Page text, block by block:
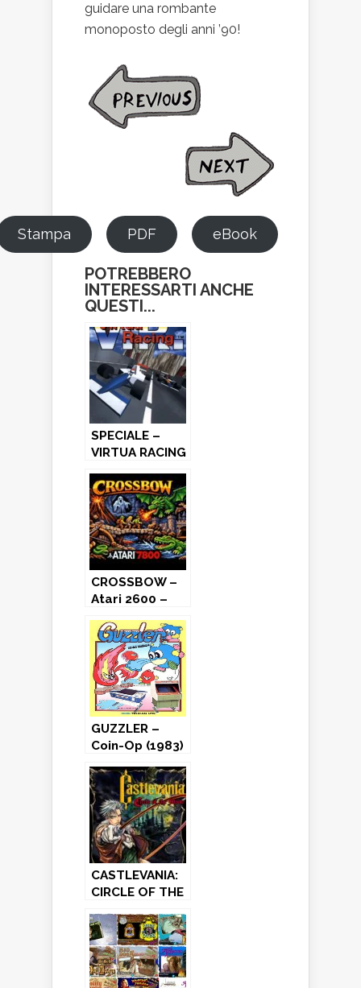
guidare una rombante
monoposto degli anni ’90!
Stampa PDF eBook
POTREBBERO
INTERESSARTI ANCHE
QUESTI...
SPECIALE –
VIRTUA RACING
CROSSBOW –
Atari 2600 –
GUZZLER –
Coin-Op (1983)
CASTLEVANIA:
CIRCLE OF THE
Boy Advance
(2001)